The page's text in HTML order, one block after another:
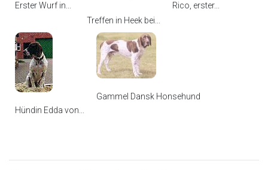
Erster Wurf in...
Treffen in Heek bei...
Rico, erster...
Hündin Edda von...
Gammel Dansk Honsehund